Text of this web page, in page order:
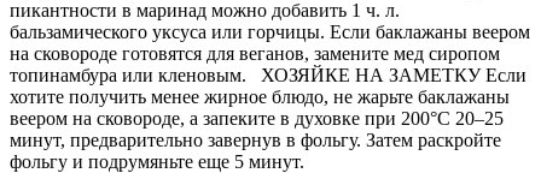
пикантности в маринад можно добавить 1 ч. л.
бальзамического уксуса или горчицы. Если баклажаны веером
на сковороде готовятся для веганов, замените мед сиропом
топинамбура или кленовым. ХОЗЯЙКЕ НА ЗАМЕТКУ Если
хотите получить менее жирное блюдо, не жарьте баклажаны
веером на сковороде, а запеките в духовке при 200°C 20–25
минут, предварительно завернув в фольгу. Затем раскройте
фольгу и подрумяньте еще 5 минут.